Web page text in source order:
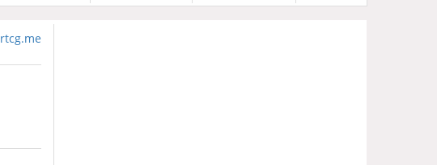
rtcg.me